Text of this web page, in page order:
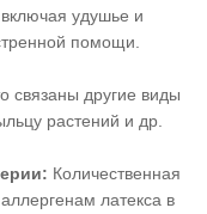
удушье и
помощи.
связаны другие виды
растений и др.
Количественная
латекса в